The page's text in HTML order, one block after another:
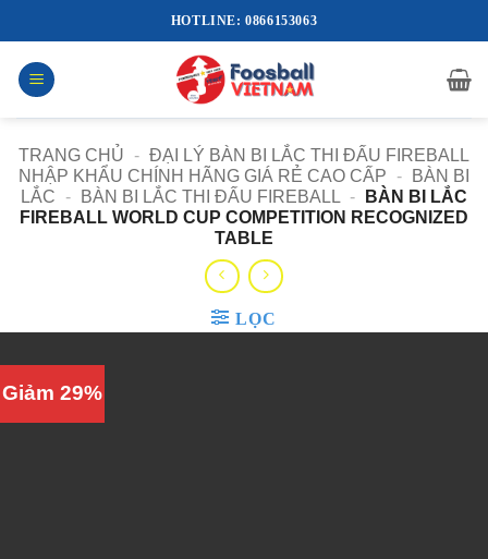
qua
nội
dung
HOTLINE: 0866153063
TRANG CHỦ - ĐẠI LÝ BÀN BI LẮC THI ĐẤU FIREBALL
NHẬP KHẨU CHÍNH HÃNG GIÁ RẺ CAO CẤP
-
BÀN BI
LẮC
- BÀN BI LẮC THI ĐẤU FIREBALL -
BÀN BI LẮC
FIREBALL WORLD CUP COMPETITION RECOGNIZED
TABLE
LỌC
Giảm 29%